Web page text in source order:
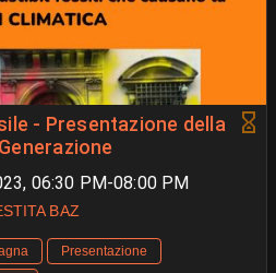
- Presentazione della
06:30 PM-08:00 PM
BAZ
Presentazione